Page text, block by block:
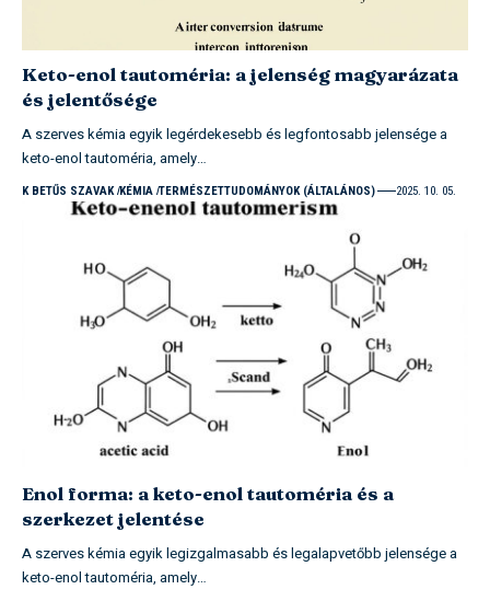
Keto-enol tautoméria: a jelenség magyarázata
és jelentősége
A szerves kémia egyik legérdekesebb és legfontosabb jelensége a
keto-enol tautoméria, amely…
K BETŰS SZAVAK KÉMIA TERMÉSZETTUDOMÁNYOK (ÁLTALÁNOS) 2025. 10. 05.
Enol forma: a keto-enol tautoméria és a
szerkezet jelentése
A szerves kémia egyik legizgalmasabb és legalapvetőbb jelensége a
keto-enol tautoméria, amely…